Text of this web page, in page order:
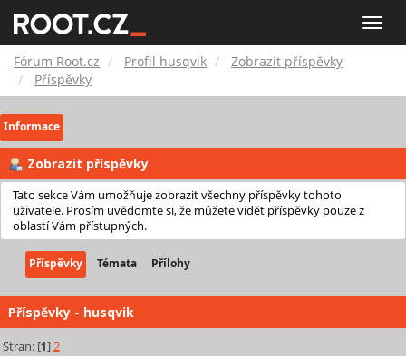
Toggle
Root.cz
Fórum Root.cz Profil husqvik
Zobrazit příspěvky
Příspěvky
Informace
Zobrazit příspěvky
Tato sekce Vám umožňuje zobrazit všechny příspěvky tohoto
uživatele. Prosím uvědomte si, že můžete vidět příspěvky pouze z
oblastí Vám přístupných.
Příspěvky Témata Přílohy
Příspěvky - husqvik
Stran: [1]2